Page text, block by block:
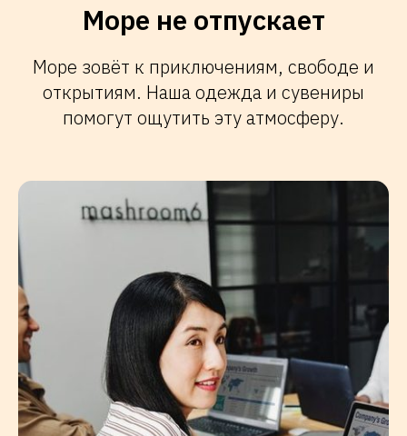
Море не отпускает
Море зовёт к приключениям, свободе и
открытиям. Наша одежда и сувениры
помогут ощутить эту атмосферу.